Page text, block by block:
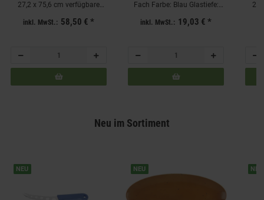
27,2 x 75,6 cm verfügbare
GRÜN, ROT, SCHWARZ, BRAUN,
inkl. MwSt.: 58,50 € *
Fach Farbe: Blau Glastiefe:
inkl. MwSt.: 19,03 € *
Neu im Sortiment
NEU NEU NEU